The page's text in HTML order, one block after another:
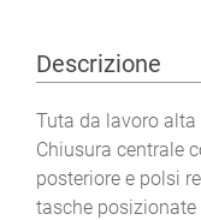
Descrizione
Tuta da lavoro
Chiusura centrale
posteriore e polsi
tasche